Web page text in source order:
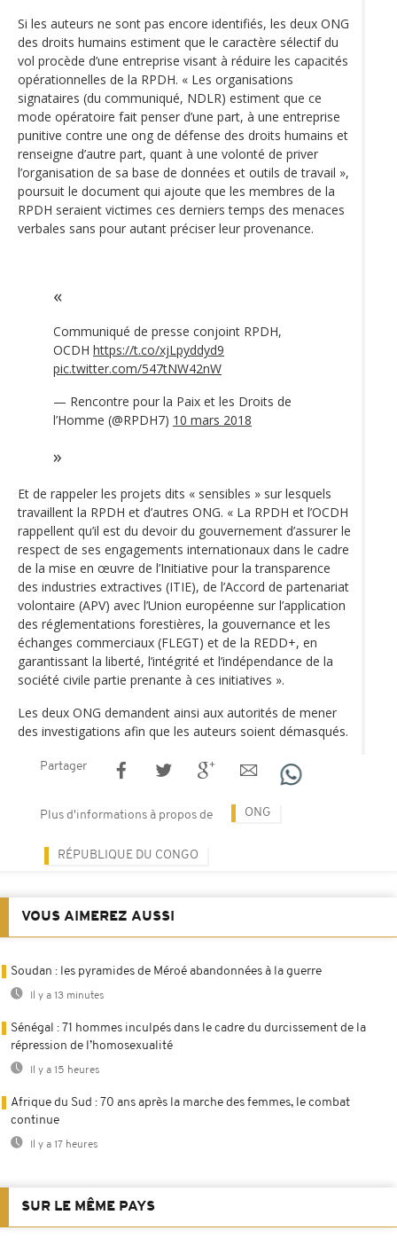
Si les auteurs ne sont pas encore identifiés, les deux ONG
des droits humains estiment que le caractère sélectif du
vol procède d’une entreprise visant à réduire les capacités
opérationnelles de la RPDH. « Les organisations
signataires (du communiqué, NDLR) estiment que ce
mode opératoire fait penser d’une part, à une entreprise
punitive contre une ong de défense des droits humains et
renseigne d’autre part, quant à une volonté de priver
l’organisation de sa base de données et outils de travail »,
poursuit le document qui ajoute que les membres de la
RPDH seraient victimes ces derniers temps des menaces
verbales sans pour autant préciser leur provenance.
Communiqué de presse conjoint RPDH,
OCDH https://t.co/xjLpyddyd9
pic.twitter.com/547tNW42nW
— Rencontre pour la Paix et les Droits de
l’Homme (@RPDH7) 10 mars 2018
Et de rappeler les projets dits « sensibles » sur lesquels
travaillent la RPDH et d’autres ONG. « La RPDH et l’OCDH
rappellent qu’il est du devoir du gouvernement d’assurer le
respect de ses engagements internationaux dans le cadre
de la mise en œuvre de l’Initiative pour la transparence
des industries extractives (ITIE), de l’Accord de partenariat
volontaire (APV) avec l’Union européenne sur l’application
des réglementations forestières, la gouvernance et les
échanges commerciaux (FLEGT) et de la REDD+, en
garantissant la liberté, l’intégrité et l’indépendance de la
société civile partie prenante à ces initiatives ».
Les deux ONG demandent ainsi aux autorités de mener
des investigations afin que les auteurs soient démasqués.
Partager
Plus d'informations à propos de ONG
RÉPUBLIQUE DU CONGO
VOUS AIMEREZ AUSSI
Soudan : les pyramides de Méroé abandonnées à la guerre
Il y a 13 minutes
Sénégal : 71 hommes inculpés dans le cadre du durcissement de la
répression de l’homosexualité
Il y a 15 heures
Afrique du Sud : 70 ans après la marche des femmes, le combat
continue
Il y a 17 heures
SUR LE MÊME PAYS